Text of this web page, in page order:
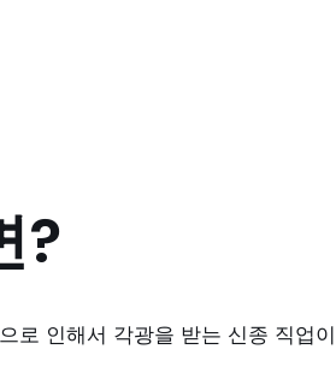
?
로 인해서 각광을 받는 신종 직업이